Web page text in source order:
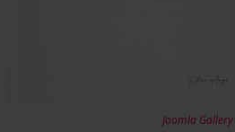
Joomla Gallery